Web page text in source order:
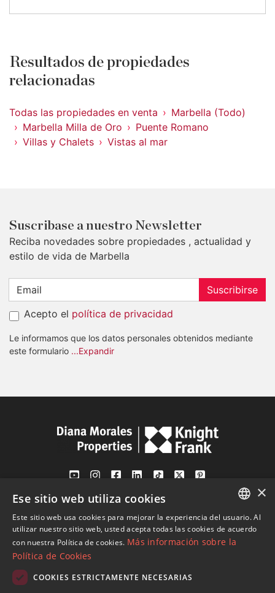
Resultados de propiedades
relacionadas
Todas las propiedades en venta
Marbella (Todo)
Marbella Milla de Oro
Puente Romano
Villas y Chalets
Vistas al mar
Suscribase a nuestro Newsletter
Reciba novedades sobre propiedades , actualidad y
estilo de vida de Marbella
Suscribirse
Acepto el política de privacidad
Le informamos que los datos personales obtenidos mediante
este formulario ...Expandir
Av. Canovas del Castillo 4
1st Floor, Office 3
29601 Marbella
Ver en mapa
Tel:+34 952 765 138
ENGLISH
SPANISH
×
Ese sitio web utiliza cookies
Este sitio web usa cookies para mejorar la experiencia del usuario. Al
utilizar nuestro sitio web, usted acepta todas las cookies de acuerdo
con nuestra Política de cookies. Más información sobre la
Política de Cookies
COOKIES ESTRICTAMENTE NECESARIAS